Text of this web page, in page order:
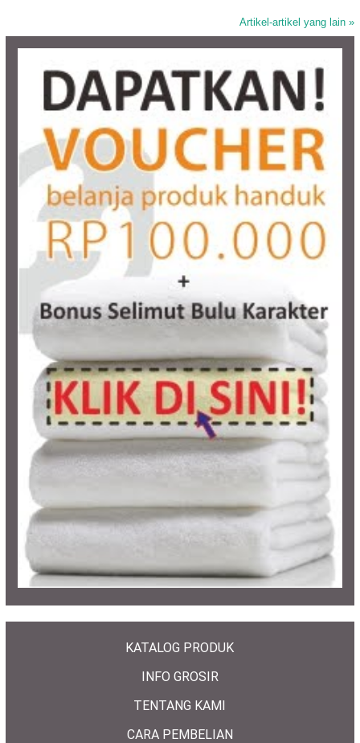
Artikel-artikel yang lain »
KATALOG PRODUK
INFO GROSIR
TENTANG KAMI
CARA PEMBELIAN